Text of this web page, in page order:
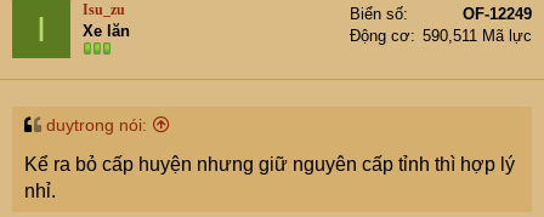
I Isu_zu
Xe lăn
Biển số
OF-12249
Động cơ
590,511 Mã lực
duytrong nói:
Kể ra bỏ cấp huyện nhưng giữ nguyên cấp tỉnh thì hợp lý
nhỉ.